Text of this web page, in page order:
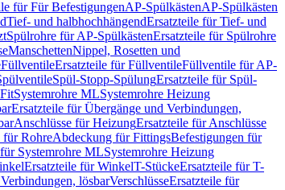
für Für BefestigungenAP-SpülkästenAP-Spülkästen
Tief- und halbhochhängendErsatzteile für Tief- und
Spülrohre für AP-SpülkästenErsatzteile für Spülrohre
ManschettenNippel, Rosetten und
FüllventileErsatzteile für FüllventileFüllventile für AP-
Spül-Stopp-SpülungErsatzteile für Spül-
Systemrohre MLSystemrohre Heizung
Ersatzteile für Übergänge und Verbindungen,
Anschlüsse für HeizungErsatzteile für Anschlüsse
für RohreAbdeckung für FittingsBefestigungen für
Systemrohre MLSystemrohre Heizung
Ersatzteile für WinkelT-StückeErsatzteile für T-
lösbarVerschlüsseErsatzteile für